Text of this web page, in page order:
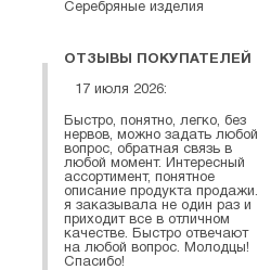
Серебряные изделия
ОТЗЫВЫ ПОКУПАТЕЛЕЙ
17 июля 2026:
Быстро, понятно, легко, без
нервов, можно задать любой
вопрос, обратная связь в
любой момент. Интересный
ассортимент, понятное
описание продукта продажи.
я заказывала не один раз и
приходит все в отличном
качестве. Быстро отвечают
на любой вопрос. Молодцы!
Спасибо!